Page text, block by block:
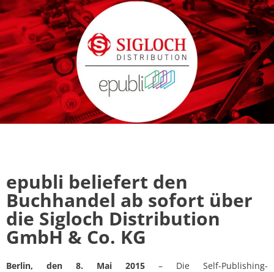
epubli beliefert den
Buchhandel ab sofort über
die Sigloch Distribution
GmbH & Co. KG
Berlin, den 8. Mai 2015 – Die Self-Publishing-